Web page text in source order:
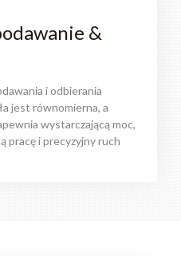
&
i odbierania
jest równomierna, a
wystarczającą moc,
pracę i precyzyjny ruch